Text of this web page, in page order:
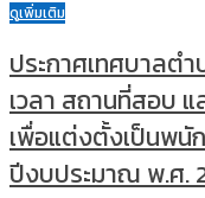
ดูเพิ่มเติม
ประกาศเทศบาลต
เวลา สถานที่สอบ แ
เพื่อแต่งตั้งเป็นพนั
ปีงบประมาณ พ.ศ.